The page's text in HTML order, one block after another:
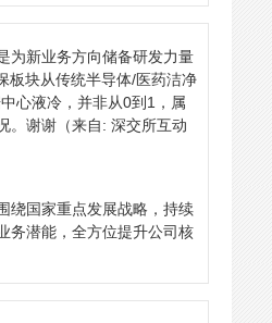
为新业务方向储备研发力量
板块从传统半导体/医药洁净
心液冷，并非从0到1，属
。谢谢 （来自: 深交所互动
绕国家重点发展战略，持续
务潜能，全方位提升公司核